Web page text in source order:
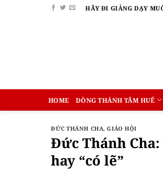
HÃY ĐI GIẢNG DẠY
HOME DÒNG THÁNH TÂM HUẾ
ĐỨC THÁNH CHA,GIÁO HỘI
Đức Thánh
hay “có lẽ”